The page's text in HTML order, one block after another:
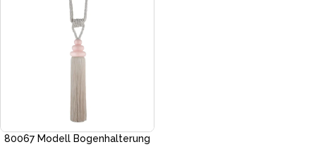
80067 Modell Bogenhalterung